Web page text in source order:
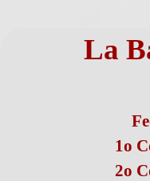
La
1o
2o